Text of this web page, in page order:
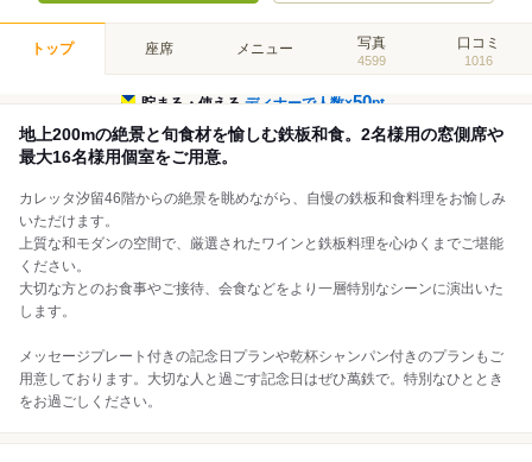
トップ 座席 メニュー 写真
4599
口コミ
1016
貯まる・使えるディナーで人数×50pt
地上200mの絶景と旬食材を愉しむ鉄板和食。2名様用の窓側席や
最大16名様用個室をご用意。
カレッタ汐留46階からの絶景を眺めながら、自慢の鉄板和食料理をお愉しみ
いただけます。
上質な和モダンの空間で、厳選されたワインと鉄板料理を心ゆくまでご堪能
ください。
大切な方とのお食事やご接待、会食などをより一層特別なシーンに演出いた
します。
メッセージプレート付きの記念日プランや乾杯シャンパン付きのプランもご
用意しております。大切な人と過ごす記念日はぜひ萬鉄で。特別なひととき
をお過ごしください。